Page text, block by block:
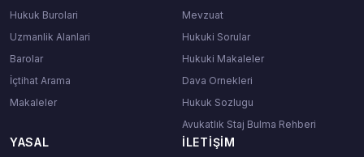
Hukuk Burolari
Uzmanlik Alanlari
Barolar
İçtihat Arama
Makaleler
Mevzuat
Hukuki Sorular
Hukuki Makaleler
Dava Ornekleri
Hukuk Sozlugu
Avukatlık Staj Bulma Rehberi
YASAL İLETIŞIM